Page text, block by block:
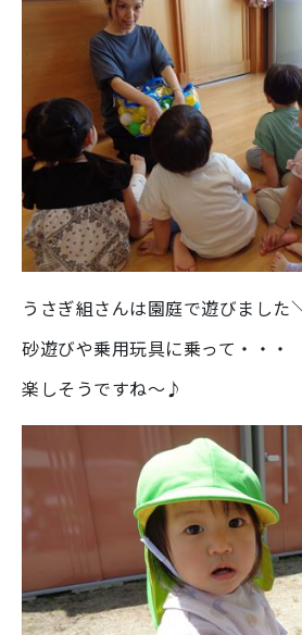
うさぎ組さんは園庭で遊びまし
砂遊びや乗用玩具に乗って・・・
楽しそうですね～♪